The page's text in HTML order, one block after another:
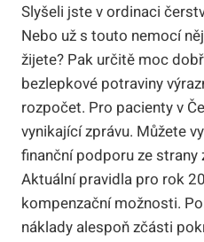
Slyšeli jste v ordinaci
Nebo už s touto nemocí
žijete? Pak určitě moc
bezlepkové potraviny
rozpočet. Pro pacienty v
vynikající zprávu. Můžete
finanční podporu ze
Aktuální pravidla pro rok
kompenzační možnosti.
náklady alespoň zčásti